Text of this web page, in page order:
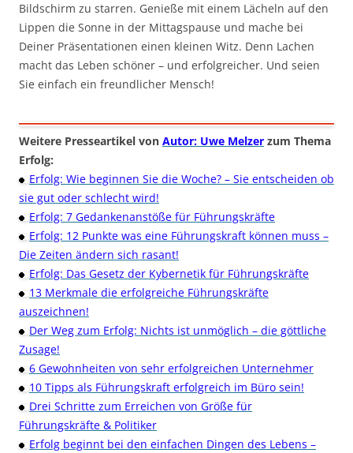
Bildschirm zu starren. Genieße mit einem Lächeln auf den
Lippen die Sonne in der Mittagspause und mache bei
Deiner Präsentationen einen kleinen Witz. Denn Lachen
macht das Leben schöner – und erfolgreicher. Und seien
Sie einfach ein freundlicher Mensch!
Weitere Presseartikel von Autor: Uwe Melzer zum Thema
Erfolg:
Erfolg: Wie beginnen Sie die Woche? – Sie entscheiden ob
sie gut oder schlecht wird!
Erfolg: 7 Gedankenanstöße für Führungskräfte
Erfolg: 12 Punkte was eine Führungskraft können muss –
Die Zeiten ändern sich rasant!
Erfolg: Das Gesetz der Kybernetik für Führungskräfte
13 Merkmale die erfolgreiche Führungskräfte
auszeichnen!
Der Weg zum Erfolg: Nichts ist unmöglich – die göttliche
Zusage!
6 Gewohnheiten von sehr erfolgreichen Unternehmer
10 Tipps als Führungskraft erfolgreich im Büro sein!
Drei Schritte zum Erreichen von Größe für
Führungskräfte & Politiker
Erfolg beginnt bei den einfachen Dingen des Lebens –